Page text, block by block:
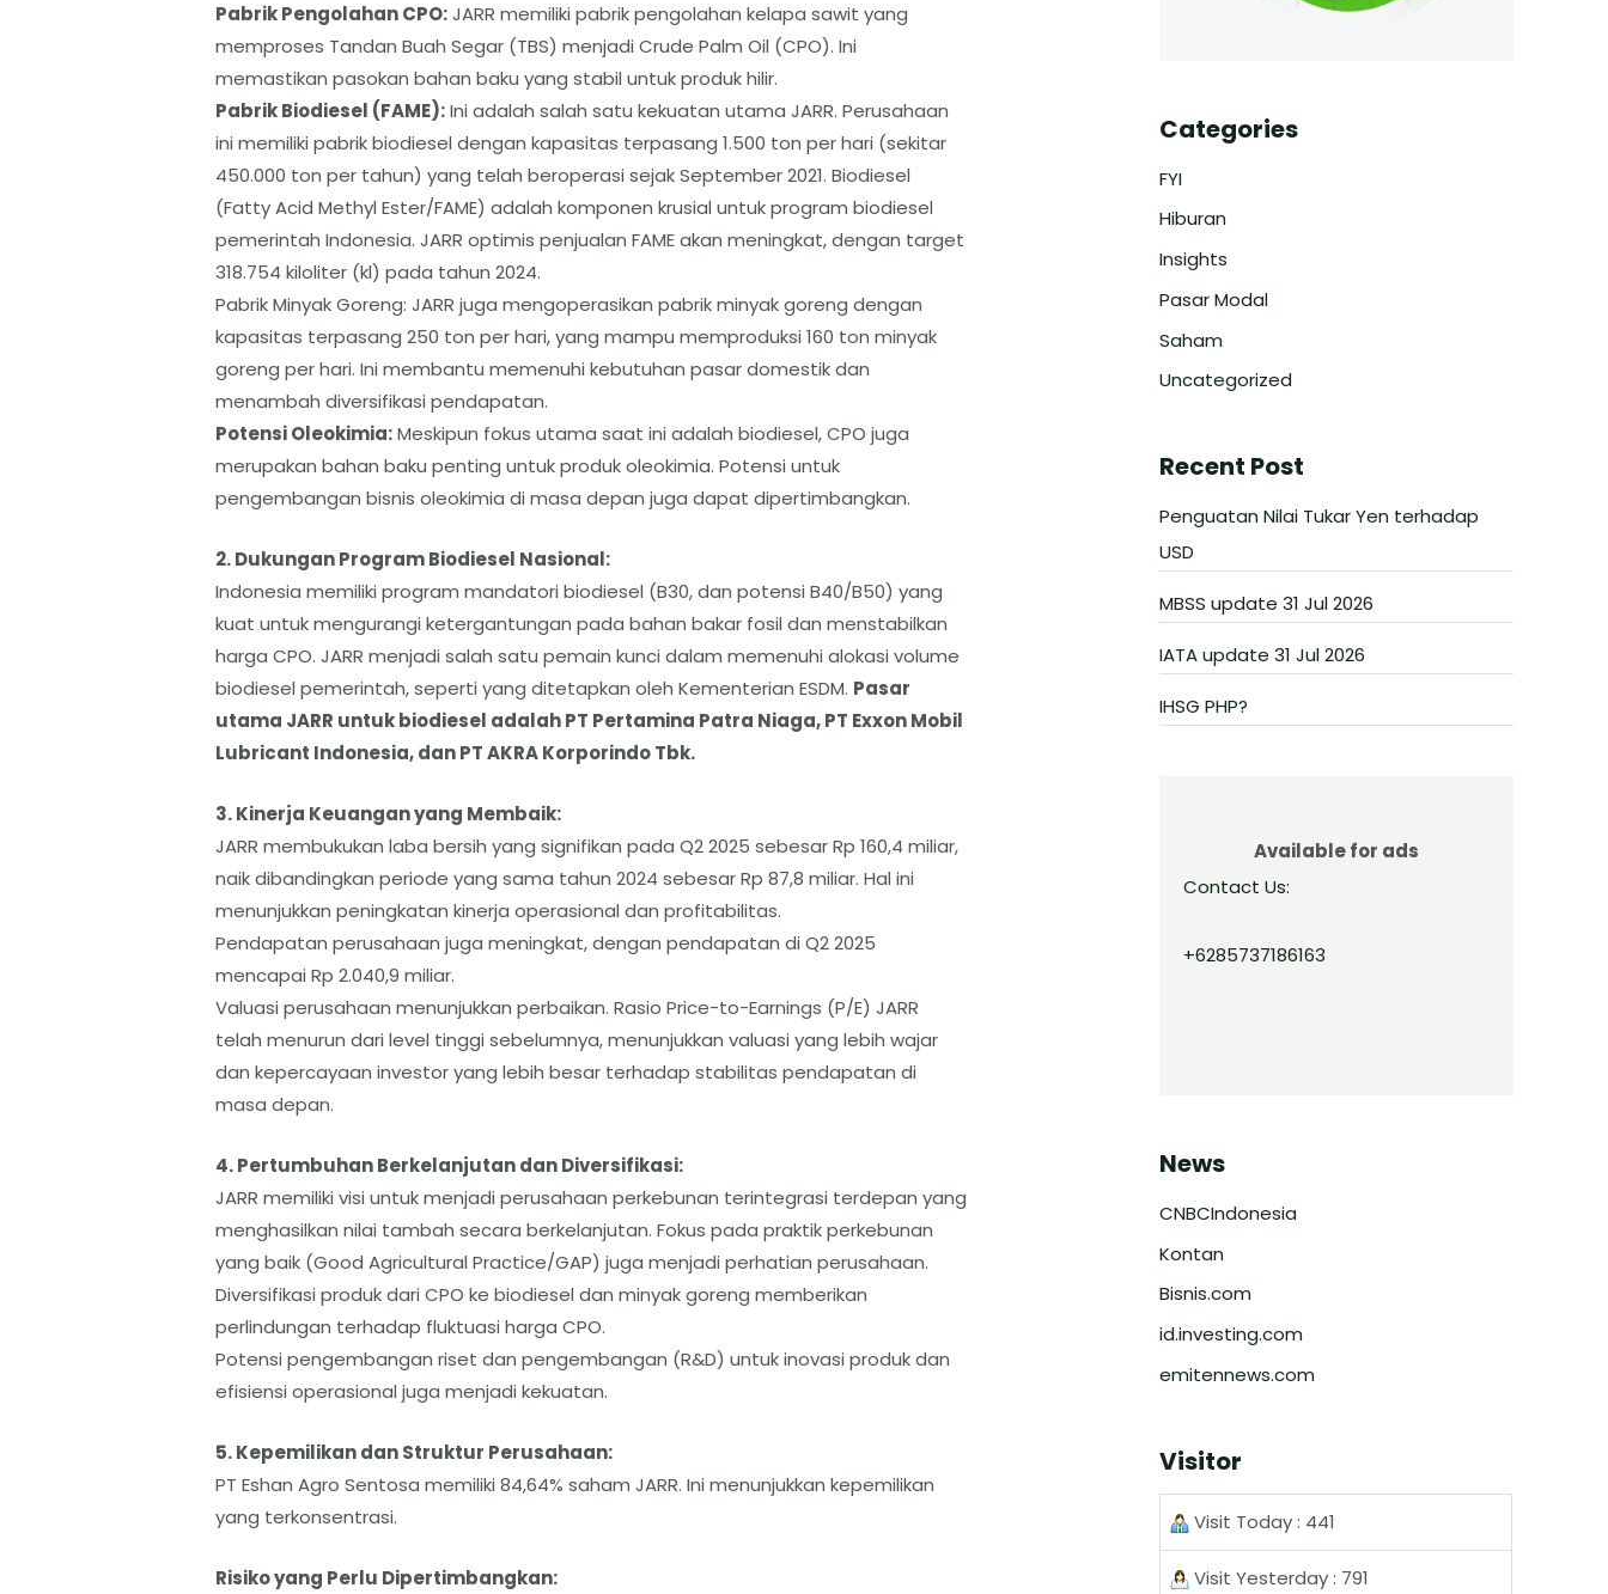
​Pabrik Pengolahan CPO:JARR memiliki pabrik pengolahan kelapa sawit yang
memproses Tandan Buah Segar (TBS) menjadi Crude Palm Oil (CPO). Ini
memastikan pasokan bahan baku yang stabil untuk produk hilir.
​Pabrik Biodiesel (FAME):Ini adalah salah satu kekuatan utama JARR. Perusahaan
ini memiliki pabrik biodiesel dengan kapasitas terpasang 1.500 ton per hari (sekitar
450.000 ton per tahun) yang telah beroperasi sejak September 2021. Biodiesel
(Fatty Acid Methyl Ester/FAME) adalah komponen krusial untuk program biodiesel
pemerintah Indonesia. JARR optimis penjualan FAME akan meningkat, dengan target
318.754 kiloliter (kl) pada tahun 2024.
​Pabrik Minyak Goreng: JARR juga mengoperasikan pabrik minyak goreng dengan
kapasitas terpasang 250 ton per hari, yang mampu memproduksi 160 ton minyak
goreng per hari. Ini membantu memenuhi kebutuhan pasar domestik dan
menambah diversifikasi pendapatan.
​Potensi Oleokimia:Meskipun fokus utama saat ini adalah biodiesel, CPO juga
merupakan bahan baku penting untuk produk oleokimia. Potensi untuk
pengembangan bisnis oleokimia di masa depan juga dapat dipertimbangkan.
​2. Dukungan Program Biodiesel Nasional:
​Indonesia memiliki program mandatori biodiesel (B30, dan potensi B40/B50) yang
kuat untuk mengurangi ketergantungan pada bahan bakar fosil dan menstabilkan
harga CPO. JARR menjadi salah satu pemain kunci dalam memenuhi alokasi volume
biodiesel pemerintah, seperti yang ditetapkan oleh Kementerian ESDM. Pasar
utama JARR untuk biodiesel adalah PT Pertamina Patra Niaga, PT Exxon Mobil
Lubricant Indonesia, dan PT AKRA Korporindo Tbk.
​3. Kinerja Keuangan yang Membaik:
​JARR membukukan laba bersih yang signifikan pada Q2 2025 sebesar Rp 160,4 miliar,
naik dibandingkan periode yang sama tahun 2024 sebesar Rp 87,8 miliar. Hal ini
menunjukkan peningkatan kinerja operasional dan profitabilitas.
​Pendapatan perusahaan juga meningkat, dengan pendapatan di Q2 2025
mencapai Rp 2.040,9 miliar.
​Valuasi perusahaan menunjukkan perbaikan. Rasio Price-to-Earnings (P/E) JARR
telah menurun dari level tinggi sebelumnya, menunjukkan valuasi yang lebih wajar
dan kepercayaan investor yang lebih besar terhadap stabilitas pendapatan di
masa depan.
​4. Pertumbuhan Berkelanjutan dan Diversifikasi:
​JARR memiliki visi untuk menjadi perusahaan perkebunan terintegrasi terdepan yang
menghasilkan nilai tambah secara berkelanjutan. Fokus pada praktik perkebunan
yang baik (Good Agricultural Practice/GAP) juga menjadi perhatian perusahaan.
​Diversifikasi produk dari CPO ke biodiesel dan minyak goreng memberikan
perlindungan terhadap fluktuasi harga CPO.
​Potensi pengembangan riset dan pengembangan (R&D) untuk inovasi produk dan
efisiensi operasional juga menjadi kekuatan.
​5. Kepemilikan dan Struktur Perusahaan:
​PT Eshan Agro Sentosa memiliki 84,64% saham JARR. Ini menunjukkan kepemilikan
yang terkonsentrasi.
Risiko yang Perlu Dipertimbangkan:
Categories
FYI
Hiburan
Insights
Pasar Modal
Saham
Uncategorized
Recent Post
Penguatan Nilai Tukar Yen terhadap
USD
MBSS update 31 Jul 2026
IATA update 31 Jul 2026
IHSG PHP?
Available for ads
Contact Us:
+6285737186163
News
CNBCIndonesia
Kontan
Bisnis.com
id.investing.com
emitennews.com
Visitor
Visit Today : 441
Visit Yesterday : 791